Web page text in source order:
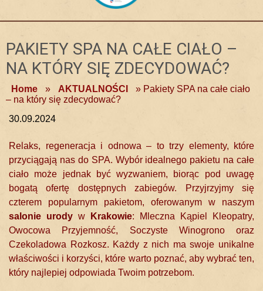
PAKIETY SPA NA CAŁE CIAŁO –
NA KTÓRY SIĘ ZDECYDOWAĆ?
Home » AKTUALNOŚCI » Pakiety SPA na całe ciało
– na który się zdecydować?
30.09.2024
Relaks, regeneracja i odnowa – to trzy elementy, które
przyciągają nas do SPA. Wybór idealnego pakietu na całe
ciało może jednak być wyzwaniem, biorąc pod uwagę
bogatą ofertę dostępnych zabiegów. Przyjrzyjmy się
czterem popularnym pakietom, oferowanym w naszym
salonie urody w Krakowie: Mleczna Kąpiel Kleopatry,
Owocowa Przyjemność, Soczyste Winogrono oraz
Czekoladowa Rozkosz. Każdy z nich ma swoje unikalne
właściwości i korzyści, które warto poznać, aby wybrać ten,
który najlepiej odpowiada Twoim potrzebom.